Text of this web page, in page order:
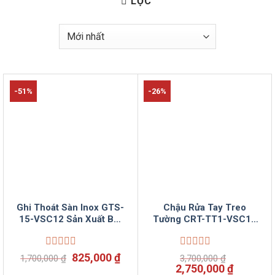
-51%
Ghi Thoát Sàn Inox GTS-
15-VSC12 Sản Xuất Bởi
Được
1,700,000₫ Giá
825,000₫Giá
-26%
Chậu Rửa Tay Treo
Tường CRT-TT1-VSC12
Được
xếp
3,700,000₫
Giá
2,750,000₫Giá